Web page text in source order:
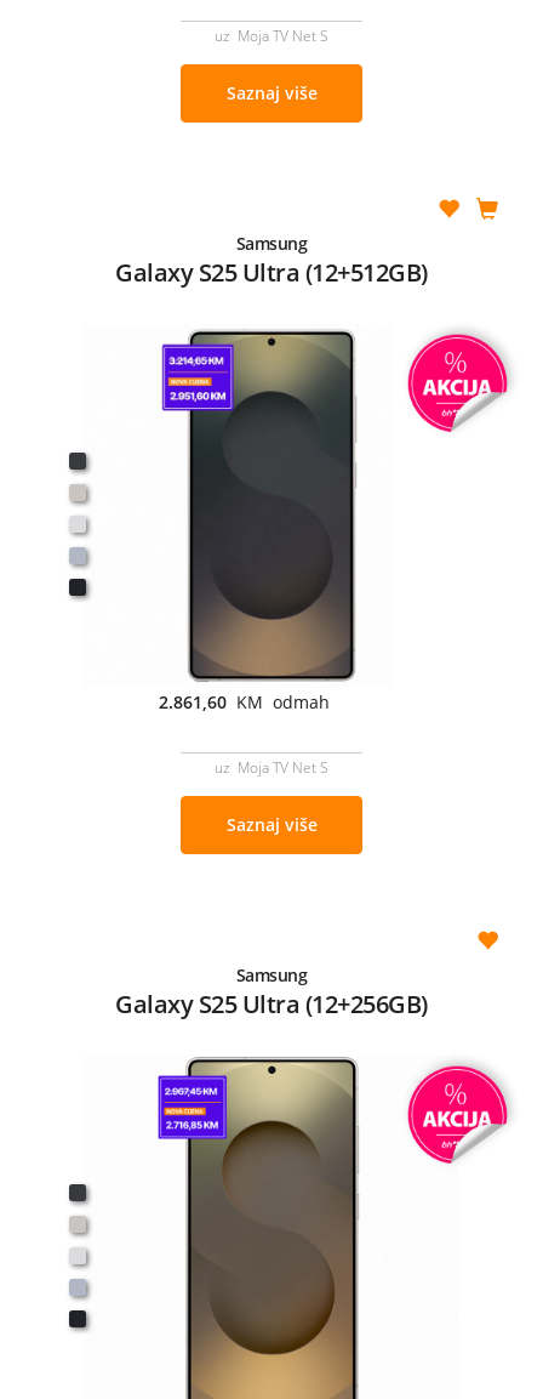
uz Moja TV Net S
Saznaj više
Samsung
Galaxy S25 Ultra (12+512GB)
2.861,60 KM odmah
uz Moja TV Net S
Saznaj više
Samsung
Galaxy S25 Ultra (12+256GB)